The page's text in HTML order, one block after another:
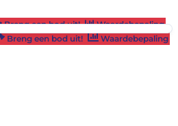
Breng een bod uit!
Waardebepaling
Breng een bod uit! Waardebepaling